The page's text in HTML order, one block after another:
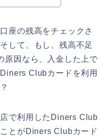
座の残高をチェックさ
して、もし、残高不足
原因なら、入金した上で
Clubカードを利用
で利用したDiners Club
とがDiners Clubカード